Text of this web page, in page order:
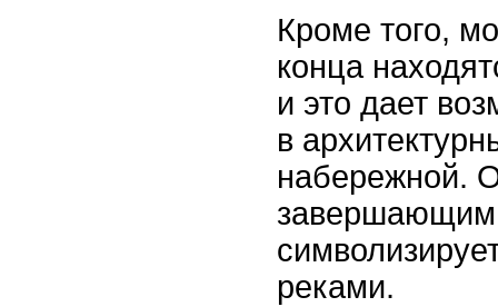
Кроме того,
конца
и это дает
в
набережной.
завершающим
реками.